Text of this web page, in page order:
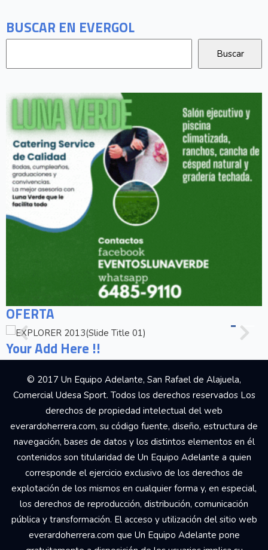
BUSCAR EN EVERGOL
OFERTA
Your Add Here !!
© 2017 Un Equipo Adelante, San Rafael de Alajuela,
Comercial Udesa Sport. Todos los derechos reservados Los
derechos de propiedad intelectual del web
everardoherrera.com, su código fuente, diseño, estructura de
navegación, bases de datos y los distintos elementos en él
contenidos son titularidad de Un Equipo Adelante a quien
corresponde el ejercicio exclusivo de los derechos de
explotación de los mismos en cualquier forma y, en especial,
los derechos de reproducción, distribución, comunicación
pública y transformación. El acceso y utilización del sitio web
everardoherrera.com que Un Equipo Adelante pone